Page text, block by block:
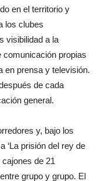
en el territorio y
los clubes
visibilidad a la
comunicación propias
en prensa y televisión.
de cada
general.
y, bajo los
‘La prisión del rey de
cajones de 21
grupo y grupo. El